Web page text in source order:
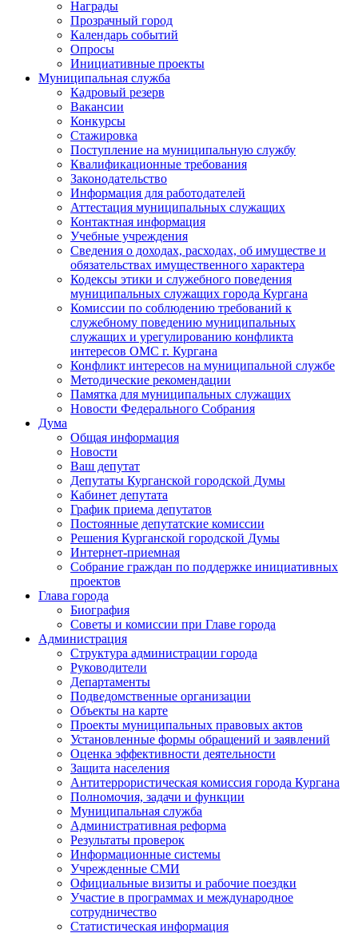
Награды
Прозрачный город
Календарь событий
Опросы
Инициативные проекты
Муниципальная служба
Кадровый резерв
Вакансии
Конкурсы
Стажировка
Поступление на муниципальную службу
Квалификационные требования
Законодательство
Информация для работодателей
Аттестация муниципальных служащих
Контактная информация
Учебные учреждения
Сведения о доходах, расходах, об имуществе и
обязательствах имущественного характера
Кодексы этики и служебного поведения
муниципальных служащих города Кургана
Комиссии по соблюдению требований к
служебному поведению муниципальных
служащих и урегулированию конфликта
интересов ОМС г. Кургана
Конфликт интересов на муниципальной службе
Методические рекомендации
Памятка для муниципальных служащих
Новости Федерального Cобрания
Дума
Общая информация
Новости
Ваш депутат
Депутаты Курганской городской Думы
Кабинет депутата
График приема депутатов
Постоянные депутатские комиссии
Решения Курганской городской Думы
Интернет-приемная
Собрание граждан по поддержке инициативных
проектов
Глава города
Биография
Советы и комиссии при Главе города
Администрация
Структура администрации города
Руководители
Департаменты
Подведомственные организации
Объекты на карте
Проекты муниципальных правовых актов
Установленные формы обращений и заявлений
Оценка эффективности деятельности
Защита населения
Антитеррористическая комиссия города Кургана
Полномочия, задачи и функции
Муниципальная служба
Административная реформа
Результаты проверок
Информационные системы
Учрежденные СМИ
Официальные визиты и рабочие поездки
Участие в программах и международное
сотрудничество
Статистическая информация